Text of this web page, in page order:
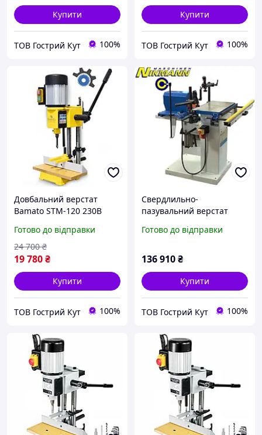
Купити
ТОВ Гострий Кут 100%
Купити
ТОВ Гострий Кут 100%
Довбальний верстат
Bamato STM-120 230В
Готово до відправки
19 780₴
24 700 ₴
Купити
ТОВ Гострий Кут 100%
Свердлильно-
пазувальний верстат
Готово до відправки
136 910₴
Купити
ТОВ Гострий Кут 100%